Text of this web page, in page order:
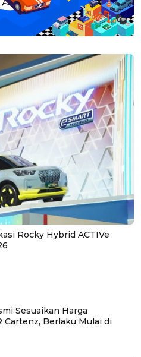
Rocky Hybrid ACTIVe
Sesuaikan Harga
Cartenz, Berlaku Mulai di